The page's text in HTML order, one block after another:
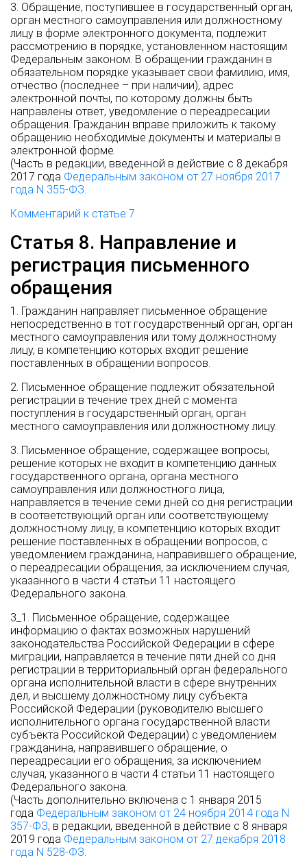
3. Обращение, поступившее в государственный орган,
орган местного самоуправления или должностному
лицу в форме электронного документа, подлежит
рассмотрению в порядке, установленном настоящим
Федеральным законом. В обращении гражданин в
обязательном порядке указывает свои фамилию, имя,
отчество (последнее – при наличии), адрес
электронной почты, по которому должны быть
направлены ответ, уведомление о переадресации
обращения. Гражданин вправе приложить к такому
обращению необходимые документы и материалы в
электронной форме.
(Часть в редакции, введенной в действие с 8 декабря
2017 года Федеральным законом от 27 ноября 2017
года N 355-ФЗ.
Комментарий к статье 7
Статья 8. Направление и
регистрация письменного
обращения
1. Гражданин направляет письменное обращение
непосредственно в тот государственный орган, орган
местного самоуправления или тому должностному
лицу, в компетенцию которых входит решение
поставленных в обращении вопросов.
2. Письменное обращение подлежит обязательной
регистрации в течение трех дней с момента
поступления в государственный орган, орган
местного самоуправления или должностному лицу.
3. Письменное обращение, содержащее вопросы,
решение которых не входит в компетенцию данных
государственного органа, органа местного
самоуправления или должностного лица,
направляется в течение семи дней со дня регистрации
в соответствующий орган или соответствующему
должностному лицу, в компетенцию которых входит
решение поставленных в обращении вопросов, с
уведомлением гражданина, направившего обращение,
о переадресации обращения, за исключением случая,
указанного в части 4 статьи 11 настоящего
Федерального закона.
3_1. Письменное обращение, содержащее
информацию о фактах возможных нарушений
законодательства Российской Федерации в сфере
миграции, направляется в течение пяти дней со дня
регистрации в территориальный орган федерального
органа исполнительной власти в сфере внутренних
дел, и высшему должностному лицу субъекта
Российской Федерации (руководителю высшего
исполнительного органа государственной власти
субъекта Российской Федерации) с уведомлением
гражданина, направившего обращение, о
переадресации его обращения, за исключением
случая, указанного в части 4 статьи 11 настоящего
Федерального закона.
(Часть дополнительно включена с 1 января 2015
года Федеральным законом от 24 ноября 2014 года N
357-ФЗ; в редакции, введенной в действие с 8 января
2019 года Федеральным законом от 27 декабря 2018
года N 528-ФЗ.